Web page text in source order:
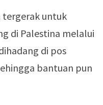
tergerak untuk
di Palestina melalui
di pos
bantuan pun